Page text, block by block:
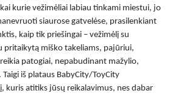
kurie vežimėliai labiau tinkami miestui, jo
siaurose gatvelėse, prasilenkiant
kaip tik priešingai – vežimėlį su
pritaikytą miško takeliams, pajūriui,
patogiai, nepabudinant mažylio,
iš plataus BabyCity/ToyCity
kuris atitiks jūsų reikalavimus, nes dabar